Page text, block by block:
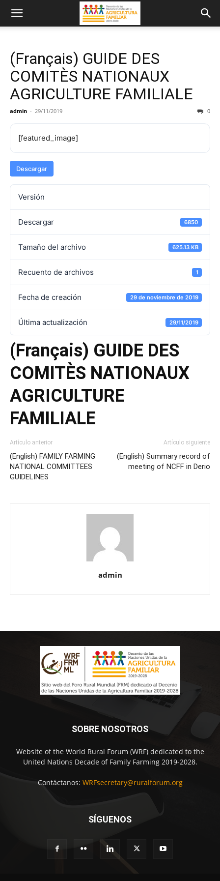
(Français) GUIDE DES
COMITÈS NATIONAUX
AGRICULTURE FAMILIALE
admin - 29/11/2019 0
[featured_image]
Descargar
Versión
Descargar 6850
Tamaño del archivo 625.13 KB
Recuento de archivos 1
Fecha de creación 29 de noviembre de 2019
Última actualización 29/11/2019
(Français) GUIDE DES
COMITÈS NATIONAUX
AGRICULTURE
FAMILIALE
Artículo anterior
(English) FAMILY FARMING
NATIONAL COMMITTEES
GUIDELINES
Artículo siguiente
(English) Summary record of
meeting of NCFF in Derio
admin
SOBRE NOSOTROS
Website of the World Rural Forum (WRF) dedicated to the
United Nations Decade of Family Farming 2019-2028.
Contáctanos: WRFsecretary@ruralforum.org
SÍGUENOS